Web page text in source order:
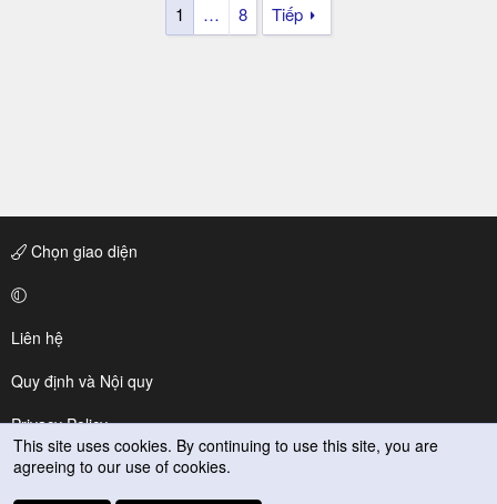
1 … 8 Tiếp
Chọn giao diện
Liên hệ
Quy định và Nội quy
Privacy Policy
Trợ giúp
This site uses cookies. By continuing to use this site, you are
agreeing to our use of cookies.